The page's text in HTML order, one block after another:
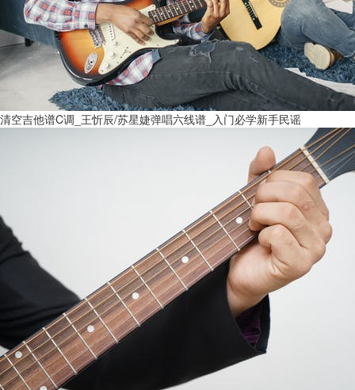
清空吉他谱C调_王忻辰/苏星婕弹唱六线谱_入门必学新手民谣